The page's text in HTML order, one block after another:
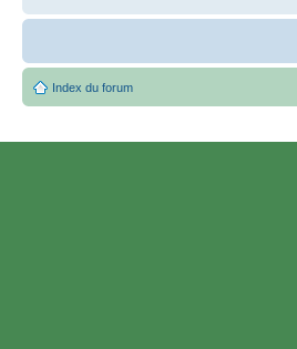
Index du forum